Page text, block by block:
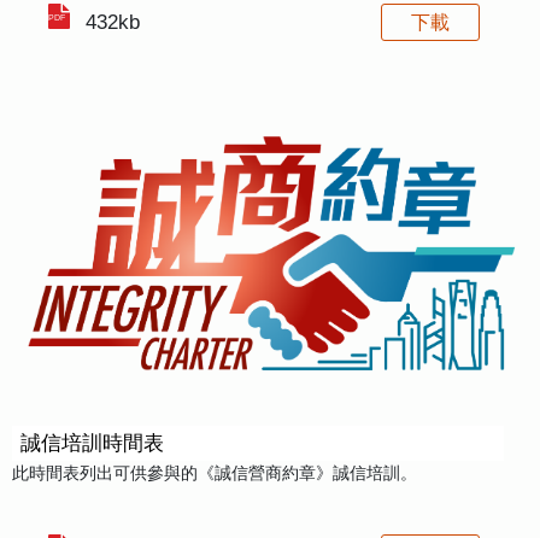
432kb 下載
誠信培訓時間表
此時間表列出可供參與的《誠信營商約章》誠信培訓。